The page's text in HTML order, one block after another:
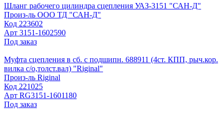
Шланг рабочего цилиндра сцепления УАЗ-3151 "САН-Д"
Произ-ль ООО ТД "САН-Д"
Код 223602
Арт 3151-1602590
Под заказ
Муфта сцепления в сб. с подшипн. 688911 (4ст. КПП, рыч.кор.
вилка с/о,толст.вал) "Riginal"
Произ-ль Riginal
Код 221025
Арт RG3151-1601180
Под заказ